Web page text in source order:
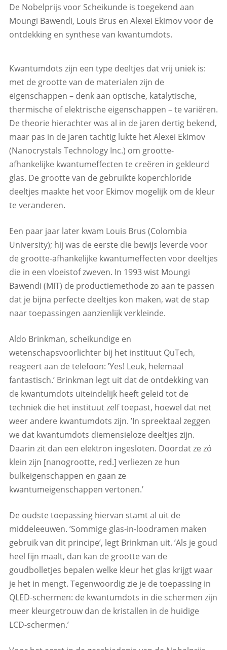
De Nobelprijs voor Scheikunde is toegekend aan
Moungi Bawendi, Louis Brus en Alexei Ekimov voor de
ontdekking en synthese van kwantumdots.
Kwantumdots zijn een type deeltjes dat vrij uniek is:
met de grootte van de materialen zijn de
eigenschappen – denk aan optische, katalytische,
thermische of elektrische eigenschappen – te variëren.
De theorie hierachter was al in de jaren dertig bekend,
maar pas in de jaren tachtig lukte het Alexei Ekimov
(Nanocrystals Technology Inc.) om grootte-
afhankelijke kwantumeffecten te creëren in gekleurd
glas. De grootte van de gebruikte koperchloride
deeltjes maakte het voor Ekimov mogelijk om de kleur
te veranderen.
Een paar jaar later kwam Louis Brus (Colombia
University); hij was de eerste die bewijs leverde voor
de grootte-afhankelijke kwantumeffecten voor deeltjes
die in een vloeistof zweven. In 1993 wist Moungi
Bawendi (MIT) de productiemethode zo aan te passen
dat je bijna perfecte deeltjes kon maken, wat de stap
naar toepassingen aanzienlijk verkleinde.
Aldo Brinkman, scheikundige en
wetenschapsvoorlichter bij het instituut QuTech,
reageert aan de telefoon: ’Yes! Leuk, helemaal
fantastisch.’ Brinkman legt uit dat de ontdekking van
de kwantumdots uiteindelijk heeft geleid tot de
techniek die het instituut zelf toepast, hoewel dat net
weer andere kwantumdots zijn. ’In spreektaal zeggen
we dat kwantumdots diemensieloze deeltjes zijn.
Daarin zit dan een elektron ingesloten. Doordat ze zó
klein zijn [nanogrootte, red.] verliezen ze hun
bulkeigenschappen en gaan ze
kwantumeigenschappen vertonen.’
De oudste toepassing hiervan stamt al uit de
middeleeuwen. ’Sommige glas-in-loodramen maken
gebruik van dit principe’, legt Brinkman uit. ’Als je goud
heel fijn maalt, dan kan de grootte van de
goudbolletjes bepalen welke kleur het glas krijgt waar
je het in mengt. Tegenwoordig zie je de toepassing in
QLED-schermen: de kwantumdots in die schermen zijn
meer kleurgetrouw dan de kristallen in de huidige
LCD-schermen.’